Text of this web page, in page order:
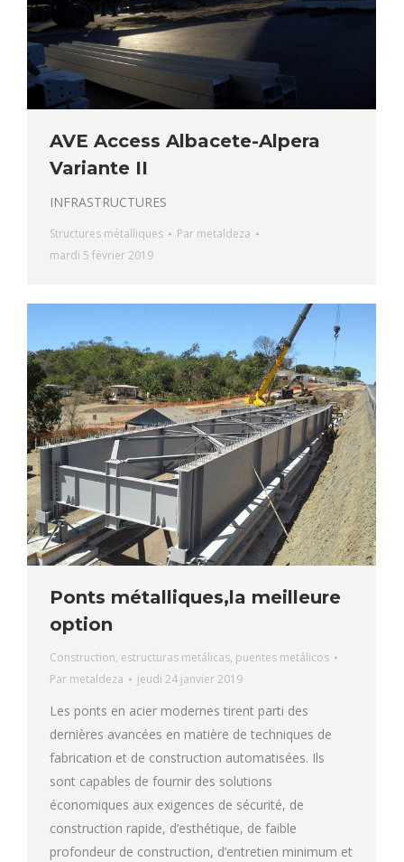
AVE Access Albacete-Alpera
Variante II
INFRASTRUCTURES
Structures métalliques Par metaldeza
mardi 5 février 2019
Ponts métalliques,la meilleure
option
Construction, estructuras metálicas, puentes metálicos
Par metaldeza jeudi 24 janvier 2019
Les ponts en acier modernes tirent parti des
dernières avancées en matière de techniques de
fabrication et de construction automatisées. Ils
sont capables de fournir des solutions
économiques aux exigences de sécurité, de
construction rapide, d’esthétique, de faible
profondeur de construction, d’entretien minimum et